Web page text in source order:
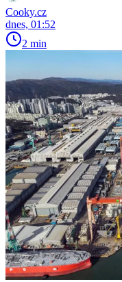
Cooky.cz
dnes, 01:52
2 min